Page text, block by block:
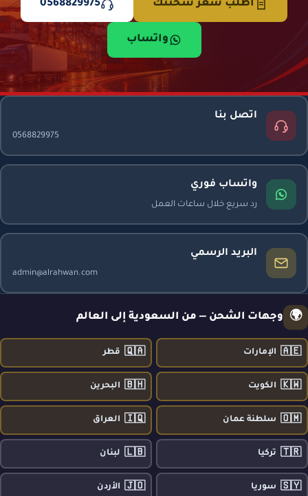
اطلب سعر شحنتك 0568829975
واتساب
اتصل بنا
0568829975
واتساب فوري
رد سريع خلال ساعات العمل
البريد الرسمي
admin@alrahwan.com
🌍 وجهات الشحن — من السعودية إلى العالم
🇦🇪 الإمارات 🇶🇦 قطر
🇰🇼 الكويت 🇧🇭 البحرين
🇴🇲 سلطنة عمان 🇮🇶 العراق
🇹🇷 تركيا 🇱🇧 لبنان
🇸🇾 سوريا 🇯🇴 الأردن